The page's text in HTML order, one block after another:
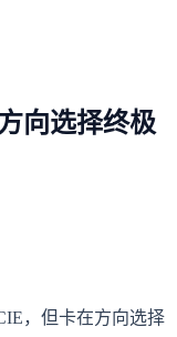
向选择终极
，但卡在方向选择